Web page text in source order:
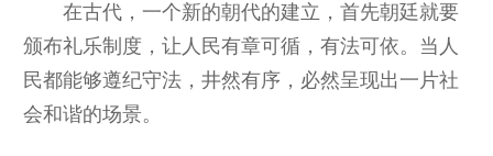
在古代，一个新的朝代的建立，首先朝廷就要
颁布礼乐制度，让人民有章可循，有法可依。当人
民都能够遵纪守法，井然有序，必然呈现出一片社
会和谐的场景。